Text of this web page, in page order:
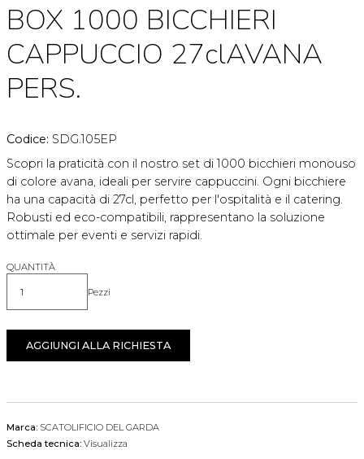
BOX 1000 BICCHIERI
CAPPUCCIO 27clAVANA
PERS.
Codice: SDG.105EP
Scopri la praticità con il nostro set di 1000 bicchieri monouso
di colore avana, ideali per servire cappuccini. Ogni bicchiere
ha una capacità di 27cl, perfetto per l'ospitalità e il catering.
Robusti ed eco-compatibili, rappresentano la soluzione
ottimale per eventi e servizi rapidi.
QUANTITÀ
Quantità Pezzi
AGGIUNGI ALLA RICHIESTA
Marca: SCATOLIFICIO DEL GARDA
Scheda tecnica: Visualizza